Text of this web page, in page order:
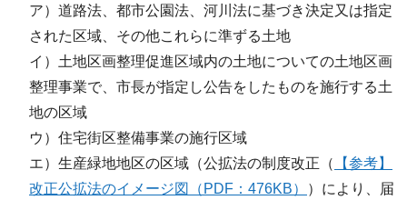
ア）道路法、都市公園法、河川法に基づき決定又は指定
された区域、その他これらに準ずる土地
イ）土地区画整理促進区域内の土地についての土地区画
整理事業で、市長が指定し公告をしたものを施行する土
地の区域
ウ）住宅街区整備事業の施行区域
エ）生産緑地地区の区域（公拡法の制度改正（
【参考】
改正公拡法のイメージ図（PDF：476KB）
）により、届